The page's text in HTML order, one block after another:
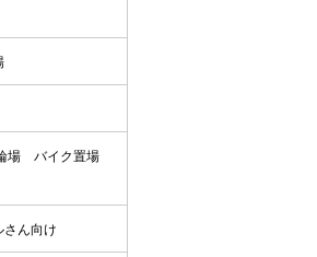
場
バイク置場
さん向け